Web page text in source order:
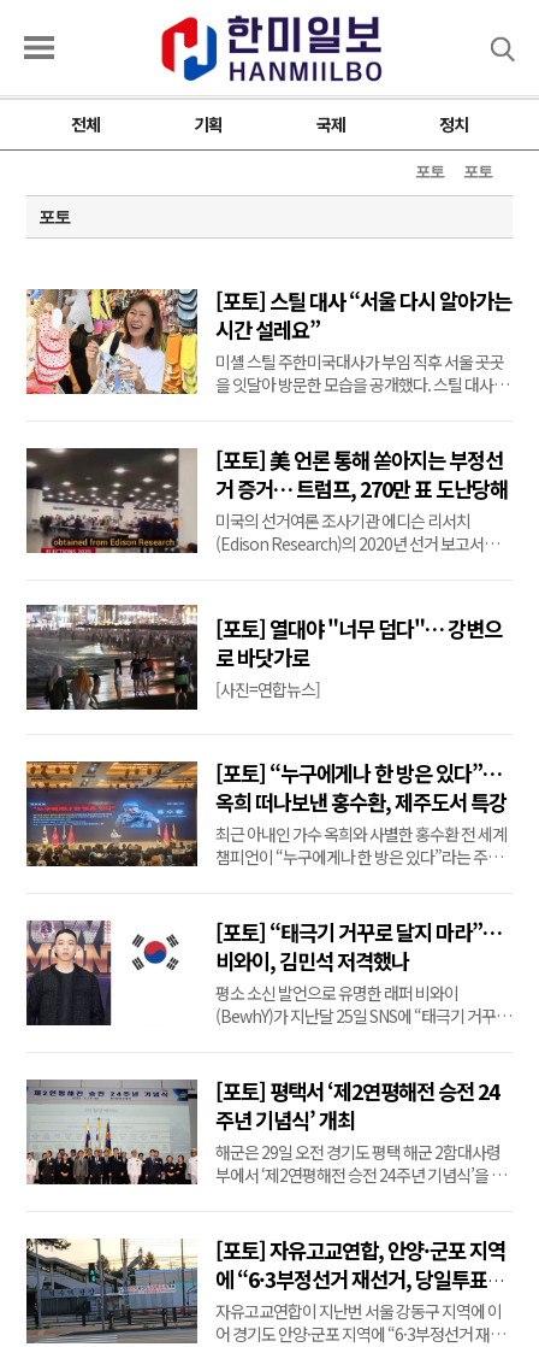
전체 기획 국제 정치
포토 포토
포토
[포토] 스틸 대사 “서울 다시 알아가는
시간 설레요”
미셸 스틸 주한미국대사가 부임 직후 서울 곳곳
을 잇달아 방문한 모습을 공개했다. 스틸 대사는
에 다시 찾은 남대문시장에서 옛 추억이 새록새
록 떠올랐다”고 밝혔다.
[포토] 美 언론 통해 쏟아지는 부정선
거 증거… 트럼프, 270만 표 도난당해
미국의 선거여론 조사기관 에디슨 리서치
(Edison Research)의 2020년 선거 보고서에
대통령 후보의 270만 표가 삭제된 것으로 드러
났다. 데이터 분석 결과 펜실베이니아주에서만
22만1000표가 트럼프 대통령에서 바이든으로
바뀌었다.
[포토] 열대야 "너무 덥다"… 강변으
로 바닷가로
[사진=연합뉴스]
[포토] “누구에게나 한 방은 있다”…
옥희 떠나보낸 홍수환, 제주도서 특강
최근 아내인 가수 옥희와 사별한 홍수환 전 세계
챔피언이 “누구에게나 한 방은 있다”라는 주제
먹’으로도 세계 챔피언이 된 홍수환 챔프의 인생
역정 속에서 꿈과 희망을 발견하는 시간을 가졌
다. 임요희 기자
[포토] “태극기 거꾸로 달지 마라”…
비와이, 김민석 저격했나
평소 소신 발언으로 유명한 래퍼 비와이
(BewhY)가 지난달 25일 SNS에 “태극기 거꾸로
23일, 중국 베이징 칭화대 면담 일정 중 김민석이
거꾸로 뒤집힌 태극기 배지를 단 모습이 포착돼
언론을 뜨겁게 달구었다. 당시 최은석 국민의힘
원내...
[포토] 평택서 ‘제2연평해전 승전 24
주년 기념식’ 개최
해군은 29일 오전 경기도 평택 해군 2함대사령
부에서 ‘제2연평해전 승전 24주년 기념식’을 개
여 명이 참석한 가운데 전승비 참배, 기념사, 기
념 영상 시청 순으로 진행됐다.
[포토] 자유고교연합, 안양·군포 지역
에 “6·3부정선거 재선거, 당일투표
수개표” 현수막 설치
자유고교연합이 지난번 서울 강동구 지역에 이
어 경기도 안양·군포 지역에 “6·3부정선거 재선